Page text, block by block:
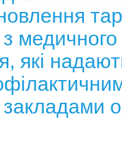
з медичного
які